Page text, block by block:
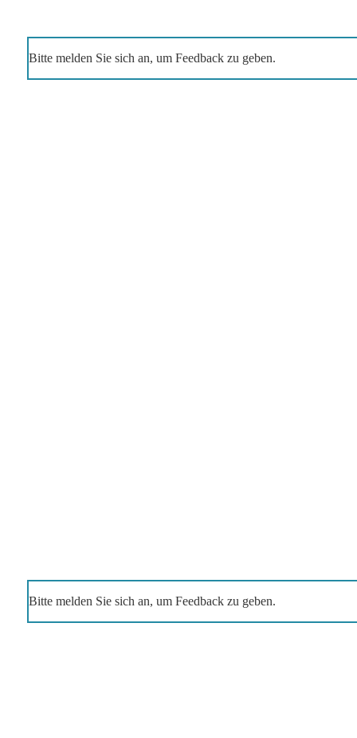
Bitte melden Sie sich an, um Feedback zu geben.
Bitte melden Sie sich an, um Feedback zu geben.